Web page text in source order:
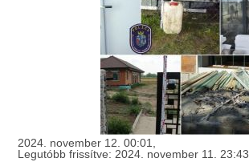
2024. november 12. 00:01,
Legutóbb frissítve: 2024. november 11. 23:43